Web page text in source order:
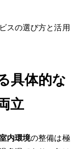
スの選び方と活用
具体的な
立
内環境の整備は極